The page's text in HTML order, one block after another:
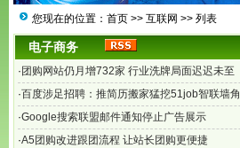
您现在的位置： 首页 >> 互联网 >> 列表
电子商务
· 团购网站仍月增732家 行业洗牌局面迟迟未至
·百度涉足招聘：推简历搬家猛挖51job智联墙角
·Google搜索联盟邮件通知停止广告展示
·A5团购改进跟团流程 让站长团购更便捷